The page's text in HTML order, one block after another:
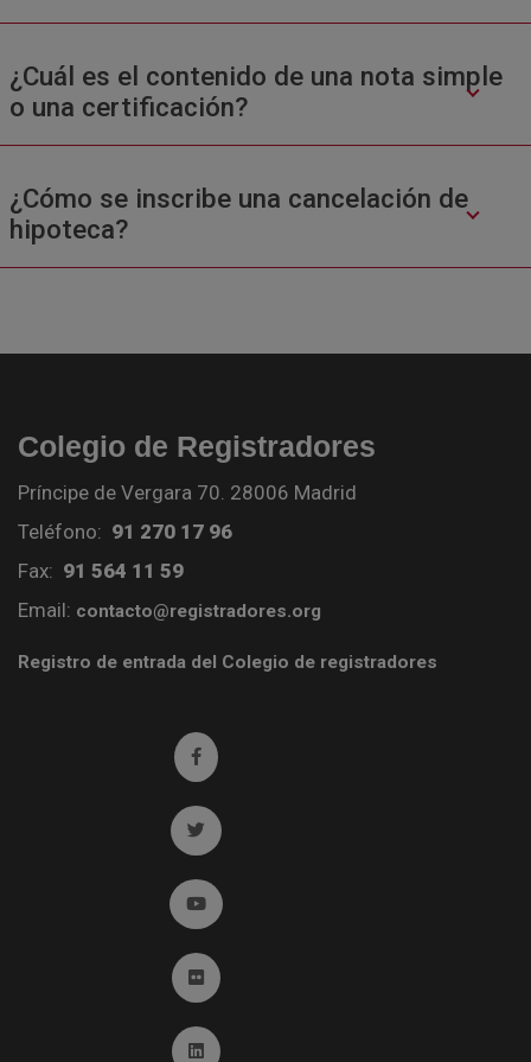
¿Cuál es el contenido de una nota simple
o una certificación?
¿Cómo se inscribe una cancelación de
hipoteca?
Colegio de Registradores
Príncipe de Vergara 70. 28006 Madrid
Teléfono: 91 270 17 96
Fax: 91 564 11 59
Email: contacto@registradores.org
Registro de entrada del Colegio de registradores
Ir a facebook (abre en ventana nueva)
Ir a twitter (abre en ventana nueva)
Ir a YouTube (abre en ventana nueva)
Ir a Flickr (abre en ventana nueva)
Ir a Linkedin (abre en ventana nueva)